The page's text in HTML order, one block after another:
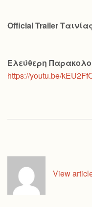
OfficialTrailer
Ελεύθερη
https://youtu.be/
View